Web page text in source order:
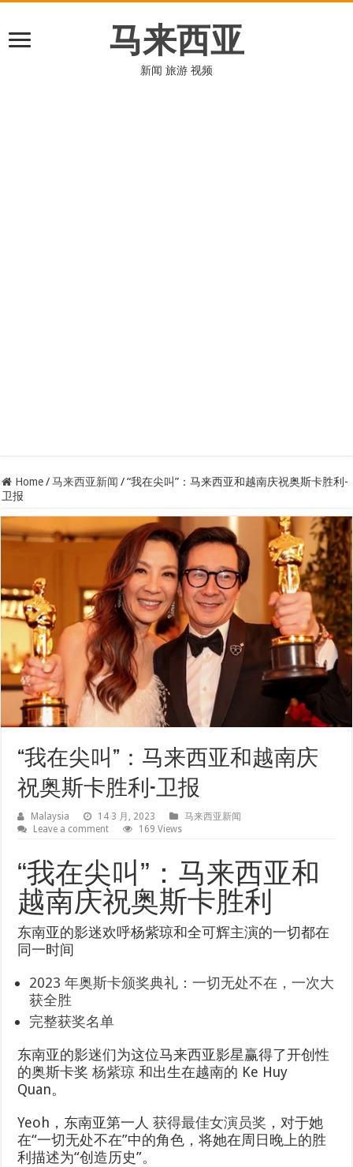
马来西亚
新闻 旅游 视频
Home / 马来西亚新闻 / “我在尖叫”：马来西亚和越南庆祝奥斯卡胜利-
卫报
“我在尖叫”：马来西亚和越南庆
祝奥斯卡胜利-卫报
Malaysia 14 3 月, 2023
马来西亚新闻
Leave a comment
169 Views
“我在尖叫”：马来西亚和
越南庆祝奥斯卡胜利
东南亚的影迷欢呼杨紫琼和全可辉主演的一切都在
同一时间
2023 年奥斯卡颁奖典礼：一切无处不在，一次大
获全胜
完整获奖名单
东南亚的影迷们为这位马来西亚影星赢得了开创性
的奥斯卡奖杨紫琼 和出生在越南的 Ke Huy
Quan。
Yeoh，东南亚第一人获得最佳女演员奖 ，对于她
在“一切无处不在”中的角色，将她在周日晚上的胜
利描述为“创造历史”。